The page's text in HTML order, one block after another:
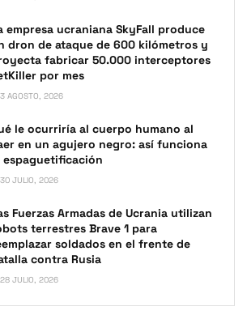
empresa ucraniana SkyFall produce
dron de ataque de 600 kilómetros y
fabricar 50.000 interceptores
por mes
3 AGOSTO, 2026
le ocurriría al cuerpo humano al
en un agujero negro: así funciona
espaguetificación
30 JULIO, 2026
Fuerzas Armadas de Ucrania utilizan
terrestres Brave 1 para
soldados en el frente de
contra Rusia
28 JULIO, 2026